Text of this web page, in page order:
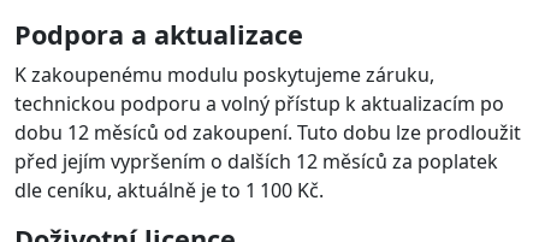
Podpora a aktualizace
K zakoupenému modulu poskytujeme záruku,
technickou podporu a volný přístup k aktualizacím po
dobu 12 měsíců od zakoupení. Tuto dobu lze prodloužit
před jejím vypršením o dalších 12 měsíců za poplatek
dle ceníku, aktuálně je to 1 100 Kč.